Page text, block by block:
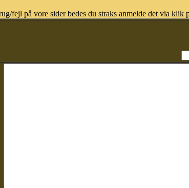
fejl på vore sider bedes du straks anmelde det via